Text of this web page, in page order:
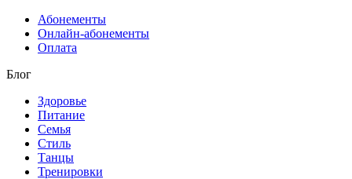
Абонементы
Онлайн-абонементы
Оплата
Блог
Здоровье
Питание
Семья
Стиль
Танцы
Тренировки